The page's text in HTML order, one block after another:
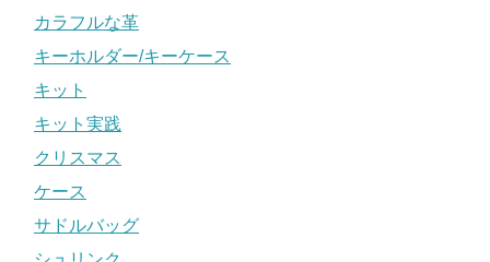
カラフルな革
キーホルダー/キーケース
キット
キット実践
クリスマス
ケース
サドルバッグ